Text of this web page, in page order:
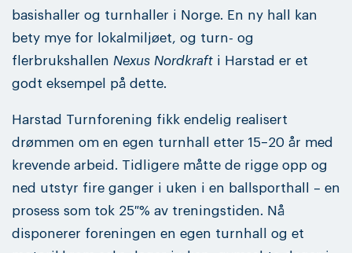
basishaller og turnhaller i Norge. En ny hall kan
bety mye for lokalmiljøet, og turn- og
flerbrukshallen Nexus Nordkraft i Harstad er et
godt eksempel på dette.
Harstad Turnforening fikk endelig realisert
drømmen om en egen turnhall etter 15–20 år med
krevende arbeid. Tidligere måtte de rigge opp og
ned utstyr fire ganger i uken i en ballsporthall – en
prosess som tok 25 % av treningstiden. Nå
disponerer foreningen en egen turnhall og et